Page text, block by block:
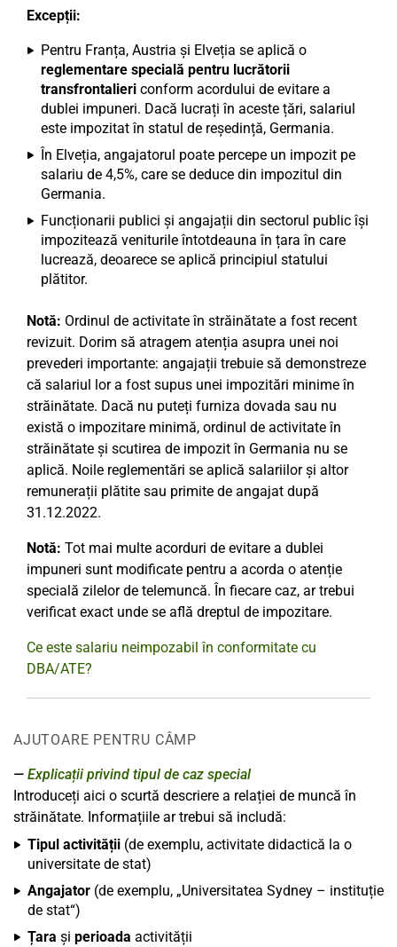
Excepții:
Pentru Franța, Austria și Elveția se aplică o
reglementare specială pentru lucrătorii
transfrontalieri conform acordului de evitare a
dublei impuneri. Dacă lucrați în aceste țări, salariul
este impozitat în statul de reședință, Germania.
În Elveția, angajatorul poate percepe un impozit pe
salariu de 4,5%, care se deduce din impozitul din
Germania.
Funcționarii publici și angajații din sectorul public își
impozitează veniturile întotdeauna în țara în care
lucrează, deoarece se aplică principiul statului
plătitor.
Notă: Ordinul de activitate în străinătate a fost recent
revizuit. Dorim să atragem atenția asupra unei noi
prevederi importante: angajații trebuie să demonstreze
că salariul lor a fost supus unei impozitări minime în
străinătate. Dacă nu puteți furniza dovada sau nu
există o impozitare minimă, ordinul de activitate în
străinătate și scutirea de impozit în Germania nu se
aplică. Noile reglementări se aplică salariilor și altor
remunerații plătite sau primite de angajat după
31.12.2022.
Notă: Tot mai multe acorduri de evitare a dublei
impuneri sunt modificate pentru a acorda o atenție
specială zilelor de telemuncă. În fiecare caz, ar trebui
verificat exact unde se află dreptul de impozitare.
Ce este salariu neimpozabil în conformitate cu
DBA/ATE?
AJUTOARE PENTRU CÂMP
Explicații privind tipul de caz special
Introduceți aici o scurtă descriere a relației de muncă în
străinătate. Informațiile ar trebui să includă:
Tipul activității (de exemplu, activitate didactică la o
universitate de stat)
Angajator (de exemplu, „Universitatea Sydney – instituție
de stat“)
Țara și perioada activității